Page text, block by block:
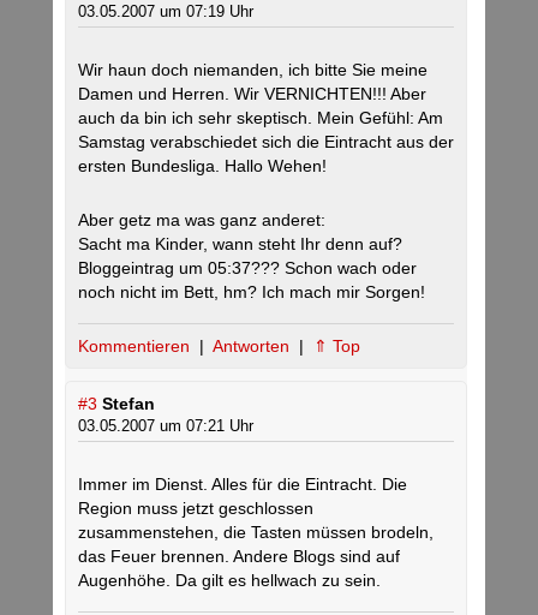
03.05.2007 um 07:19 Uhr
Wir haun doch niemanden, ich bitte Sie meine
Damen und Herren. Wir VERNICHTEN!!! Aber
auch da bin ich sehr skeptisch. Mein Gefühl: Am
Samstag verabschiedet sich die Eintracht aus der
ersten Bundesliga. Hallo Wehen!
Aber getz ma was ganz anderet:
Sacht ma Kinder, wann steht Ihr denn auf?
Bloggeintrag um 05:37??? Schon wach oder
noch nicht im Bett, hm? Ich mach mir Sorgen!
Kommentieren | Antworten | ⇑ Top
#3 Stefan
03.05.2007 um 07:21 Uhr
Immer im Dienst. Alles für die Eintracht. Die
Region muss jetzt geschlossen
zusammenstehen, die Tasten müssen brodeln,
das Feuer brennen. Andere Blogs sind auf
Augenhöhe. Da gilt es hellwach zu sein.